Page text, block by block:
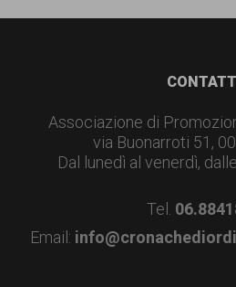
Associazione di
via Buonarroti 51,
Dal lunedì al venerdì,
Tel.
Email: